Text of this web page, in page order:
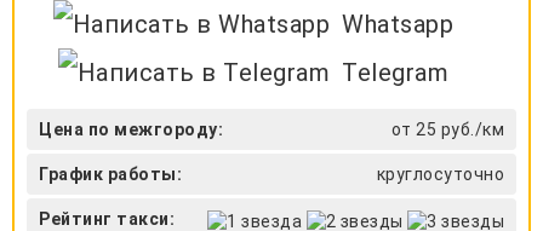
Whatsapp
Telegram
Цена по межгороду: от 25 руб./км
График работы: круглосуточно
Рейтинг такси: